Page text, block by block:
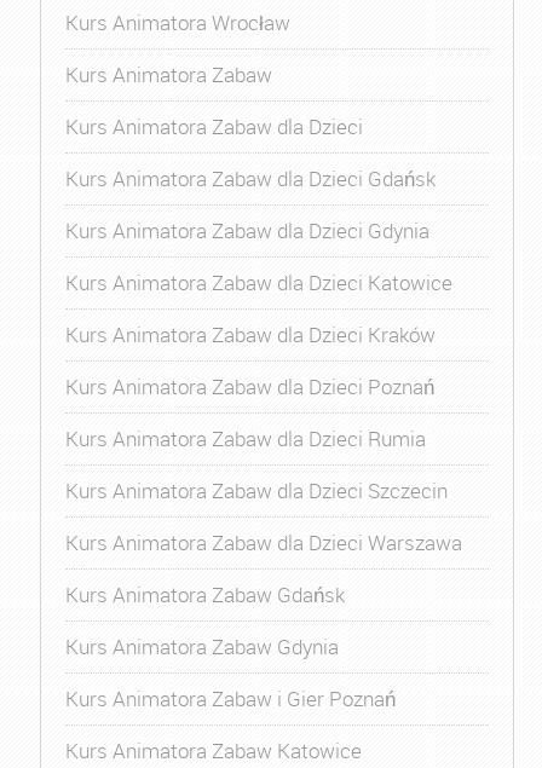
Kurs Animatora Wrocław
Kurs Animatora Zabaw
Kurs Animatora Zabaw dla Dzieci
Kurs Animatora Zabaw dla Dzieci Gdańsk
Kurs Animatora Zabaw dla Dzieci Gdynia
Kurs Animatora Zabaw dla Dzieci Katowice
Kurs Animatora Zabaw dla Dzieci Kraków
Kurs Animatora Zabaw dla Dzieci Poznań
Kurs Animatora Zabaw dla Dzieci Rumia
Kurs Animatora Zabaw dla Dzieci Szczecin
Kurs Animatora Zabaw dla Dzieci Warszawa
Kurs Animatora Zabaw Gdańsk
Kurs Animatora Zabaw Gdynia
Kurs Animatora Zabaw i Gier Poznań
Kurs Animatora Zabaw Katowice